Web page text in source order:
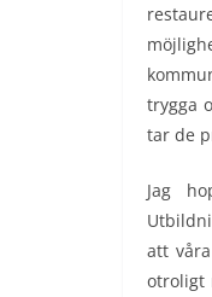
trygga
tar de
Jag
att
otroligt